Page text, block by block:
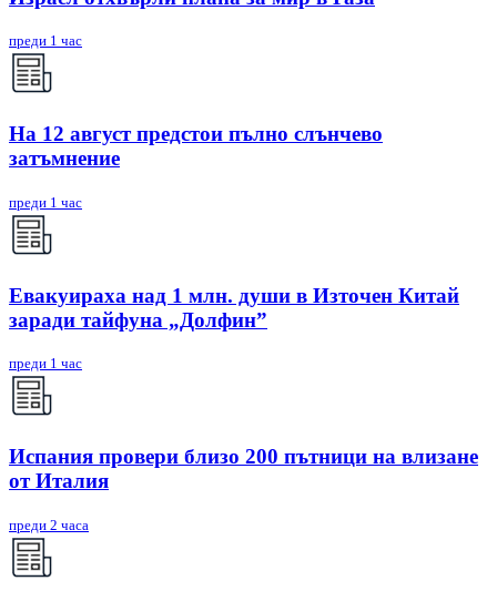
преди 1 час
На 12 август предстои пълно слънчево
затъмнение
преди 1 час
Евакуираха над 1 млн. души в Източен Китай
заради тайфуна „Долфин”
преди 1 час
Испания провери близо 200 пътници на влизане
от Италия
преди 2 часа